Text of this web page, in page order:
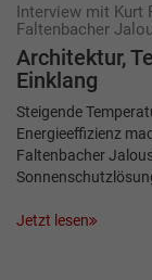
Interview mit Kurt
Faltenbacher
Architektur,
Einklang
Steigende
Energieeffizienz
Faltenbacher
Jetzt lesen